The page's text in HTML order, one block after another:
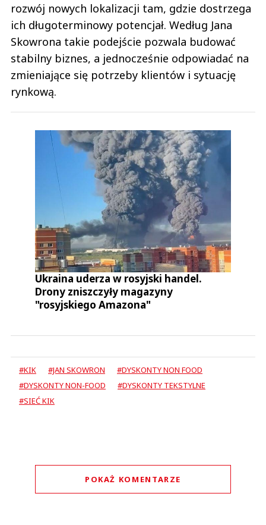
rozwój nowych lokalizacji tam, gdzie dostrzega
ich długoterminowy potencjał. Według Jana
Skowrona takie podejście pozwala budować
stabilny biznes, a jednocześnie odpowiadać na
zmieniające się potrzeby klientów i sytuację
rynkową.
Ukraina uderza w rosyjski handel.
Drony zniszczyły magazyny
"rosyjskiego Amazona"
#KIK #JAN SKOWRON
#DYSKONTY NON FOOD
#DYSKONTY NON-FOOD
#DYSKONTY TEKSTYLNE
#SIEĆ KIK
POKAŻ KOMENTARZE